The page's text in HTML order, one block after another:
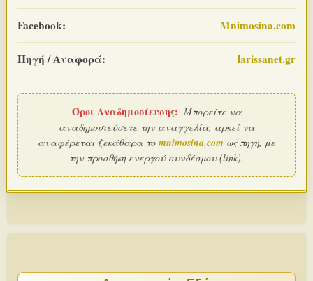
Facebook: Mnimosina.com
Πηγή / Αναφορά: larissanet.gr
Όροι Αναδημοσίευσης: Μπορείτε να
αναδημοσιεύσετε την αναγγελία, αρκεί να
αναφέρεται ξεκάθαρα το mnimosina.com ως πηγή, με
την προσθήκη ενεργού συνδέσμου (link).